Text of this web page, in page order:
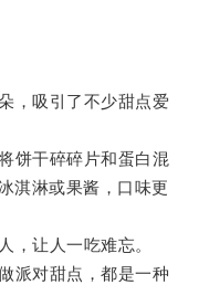
吸引了不少甜点爱
干碎碎片和蛋白混
淇淋或果酱，口味更
让人一吃难忘。
对甜点，都是一种